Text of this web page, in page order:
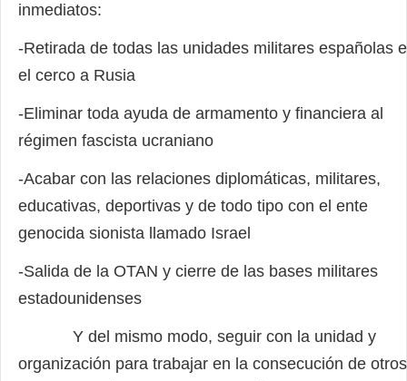
inmediatos:
-Retirada de todas las unidades militares españolas
el cerco a Rusia
-Eliminar toda ayuda de armamento y financiera al
régimen fascista ucraniano
-Acabar con las relaciones diplomáticas, militares,
educativas, deportivas y de todo tipo con el ente
genocida sionista llamado Israel
-Salida de la OTAN y cierre de las bases militares
estadounidenses
Y del mismo modo, seguir con la unidad y
organización para trabajar en la consecución de otros